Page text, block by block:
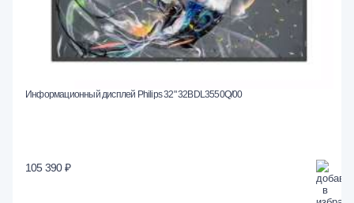
Информационный дисплей Philips 32" 32BDL3550Q/00
105 390 ₽